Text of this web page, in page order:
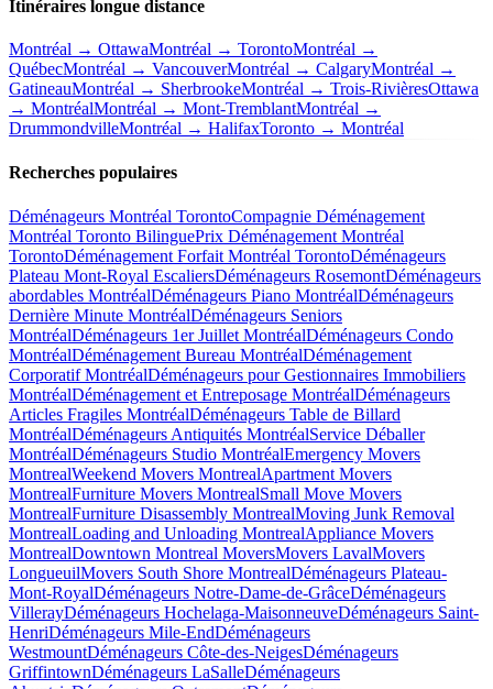
Itinéraires longue distance
Montréal → OttawaMontréal → TorontoMontréal →
QuébecMontréal → VancouverMontréal → CalgaryMontréal →
GatineauMontréal → SherbrookeMontréal → Trois-RivièresOttawa
→ MontréalMontréal → Mont-TremblantMontréal →
DrummondvilleMontréal → HalifaxToronto → Montréal
Recherches populaires
Déménageurs Montréal TorontoCompagnie Déménagement
Montréal Toronto BilinguePrix Déménagement Montréal
TorontoDéménagement Forfait Montréal TorontoDéménageurs
Plateau Mont-Royal EscaliersDéménageurs RosemontDéménageurs
abordables MontréalDéménageurs Piano MontréalDéménageurs
Dernière Minute MontréalDéménageurs Seniors
MontréalDéménageurs 1er Juillet MontréalDéménageurs Condo
MontréalDéménagement Bureau MontréalDéménagement
Corporatif MontréalDéménageurs pour Gestionnaires Immobiliers
MontréalDéménagement et Entreposage MontréalDéménageurs
Articles Fragiles MontréalDéménageurs Table de Billard
MontréalDéménageurs Antiquités MontréalService Déballer
MontréalDéménageurs Studio MontréalEmergency Movers
MontrealWeekend Movers MontrealApartment Movers
MontrealFurniture Movers MontrealSmall Move Movers
MontrealFurniture Disassembly MontrealMoving Junk Removal
MontrealLoading and Unloading MontrealAppliance Movers
MontrealDowntown Montreal MoversMovers LavalMovers
LongueuilMovers South Shore MontrealDéménageurs Plateau-
Mont-RoyalDéménageurs Notre-Dame-de-GrâceDéménageurs
VillerayDéménageurs Hochelaga-MaisonneuveDéménageurs Saint-
HenriDéménageurs Mile-EndDéménageurs
WestmountDéménageurs Côte-des-NeigesDéménageurs
GriffintownDéménageurs LaSalleDéménageurs